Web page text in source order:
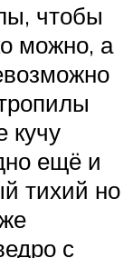
чтобы
можно, а
кучу
ещё и
тихий но
с